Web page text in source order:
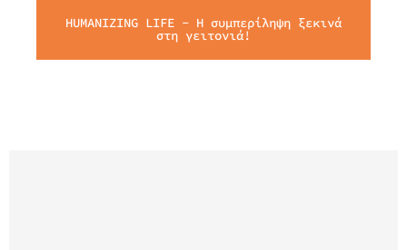
HUMANIZING LIFE - Η συμπερίληψη ξεκινά
στη γειτονιά!